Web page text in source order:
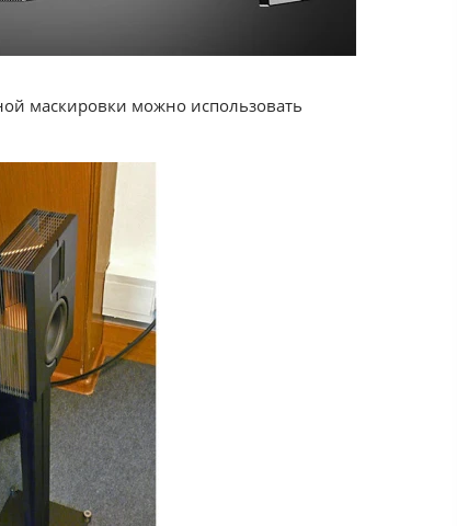
маскировки можно использовать